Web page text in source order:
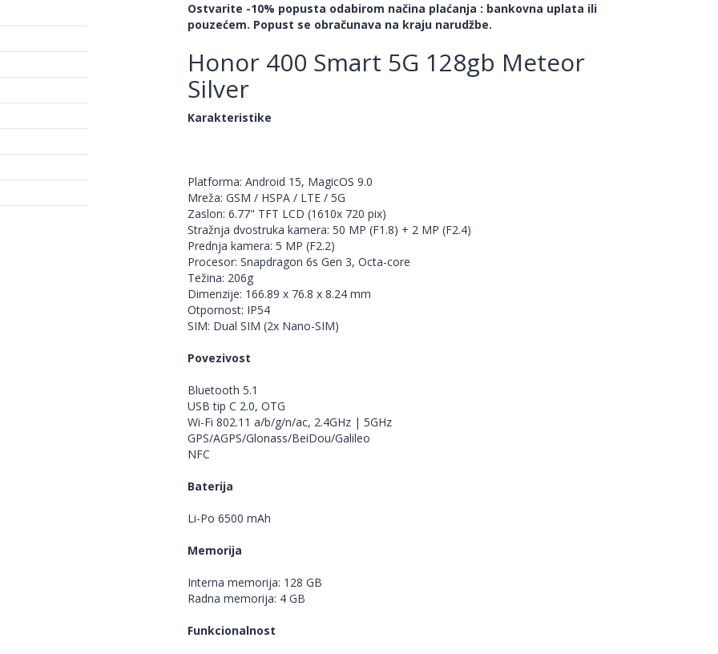
Ostvarite -10% popusta odabirom načina plaćanja : bankovna uplata ili
pouzećem. Popust se obračunava na kraju narudžbe.
Honor 400 Smart 5G 128gb Meteor
Silver
Karakteristike
Platforma: Android 15, MagicOS 9.0
Mreža: GSM / HSPA / LTE / 5G
Zaslon: 6.77" TFT LCD (1610x 720 pix)
Stražnja dvostruka kamera: 50 MP (F1.8) + 2 MP (F2.4)
Prednja kamera: 5 MP (F2.2)
Procesor: Snapdragon 6s Gen 3, Octa-core
Težina: 206g
Dimenzije: 166.89 x 76.8 x 8.24 mm
Otpornost: IP54
SIM: Dual SIM (2x Nano-SIM)
Povezivost
Bluetooth 5.1
USB tip C 2.0, OTG
Wi-Fi 802.11 a/b/g/n/ac, 2.4GHz | 5GHz
GPS/AGPS/Glonass/BeiDou/Galileo
NFC
Baterija
Li-Po 6500 mAh
Memorija
Interna memorija: 128 GB
Radna memorija: 4 GB
Funkcionalnost